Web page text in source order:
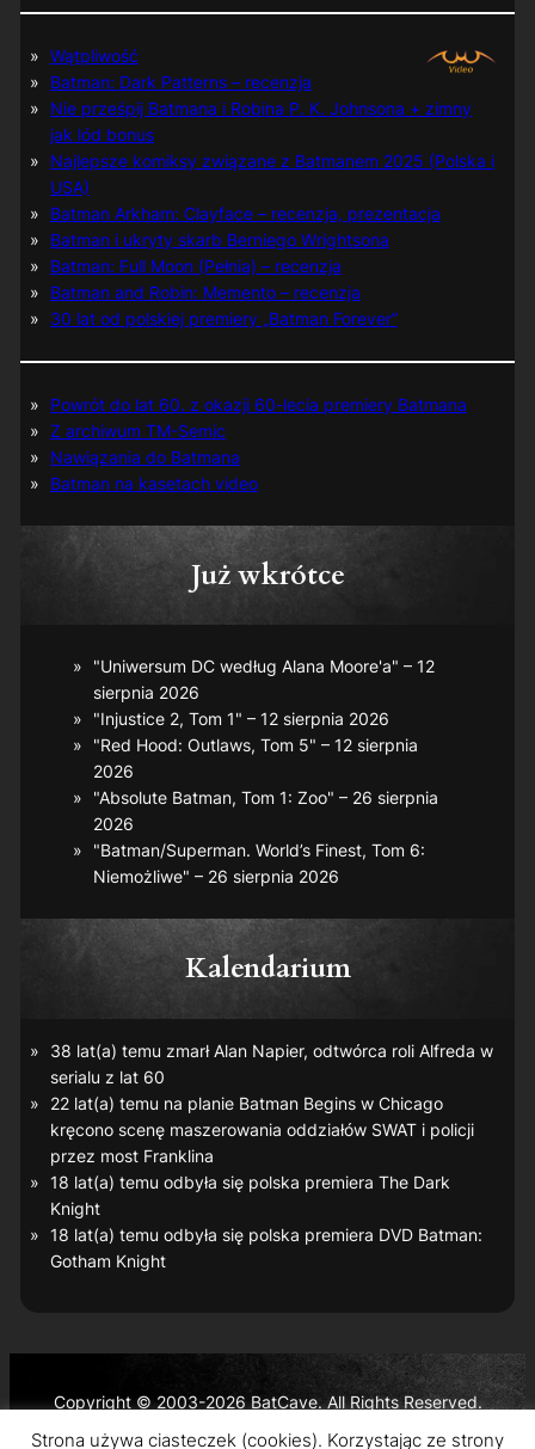
Wątpliwość
Batman: Dark Patterns – recenzja
Nie prześpij Batmana i Robina P. K. Johnsona + zimny
jak lód bonus
Najlepsze komiksy związane z Batmanem 2025 (Polska i
USA)
Batman Arkham: Clayface – recenzja, prezentacja
Batman i ukryty skarb Berniego Wrightsona
Batman: Full Moon (Pełnia) – recenzja
Batman and Robin: Memento – recenzja
30 lat od polskiej premiery „Batman Forever”
Powrót do lat 60. z okazji 60-lecia premiery Batmana
Z archiwum TM-Semic
Nawiązania do Batmana
Batman na kasetach video
Już wkrótce
"Uniwersum DC według Alana Moore'a" – 12
sierpnia 2026
"Injustice 2, Tom 1" – 12 sierpnia 2026
"Red Hood: Outlaws, Tom 5" – 12 sierpnia
2026
"Absolute Batman, Tom 1: Zoo" – 26 sierpnia
2026
"Batman/Superman. World’s Finest, Tom 6:
Niemożliwe" – 26 sierpnia 2026
Kalendarium
38 lat(a) temu zmarł Alan Napier, odtwórca roli Alfreda w
serialu z lat 60
22 lat(a) temu na planie Batman Beginsw Chicago
kręcono scenę maszerowania oddziałów SWAT i policji
przez most Franklina
18 lat(a) temu odbyła się polska premiera The Dark
Knight
18 lat(a) temu odbyła się polska premiera DVD Batman:
Gotham Knight
Copyright © 2003-2026 BatCave. All Rights Reserved.
Batman and all related characters and elements are the
Strona używa ciasteczek (cookies). Korzystając ze strony